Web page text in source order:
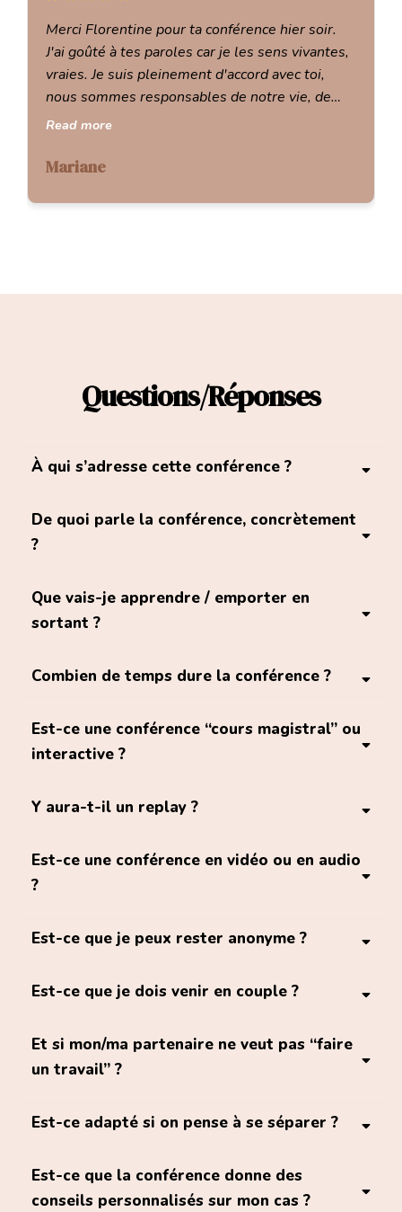
Merci Florentine pour ta conférence hier soir.
J'ai goûté à tes paroles car je les sens vivantes,
vraies. Je suis pleinement d'accord avec toi,
nous sommes responsables de notre vie, de
notre façon d'accueillir ce qui est l'extérieur.
Read more
Mariane
Questions/Réponses
À qui s’adresse cette conférence ?
distance
disputes répétées
épuisement
mais encore très impacté·e
personnes
célibataires
comment fonctionne
relations plus sécurisantes et apaisées dans le
De quoi parle la conférence, concrètement
?
réacteur dans nos liens : l’attachement
Que vais-je apprendre / emporter en
sortant ?
Combien de temps dure la conférence ?
demie”
grand temps
de questions-réponses
Est-ce une conférence “cours magistral” ou
interactive ?
grand temps de questions-réponses
Y aura-t-il un replay ?
direct
Est-ce une conférence en vidéo ou en audio
?
Est-ce que je peux rester anonyme ?
anonymes confidentiel
Est-ce que je dois venir en couple ?
une seule personne
Et si mon/ma partenaire ne veut pas “faire
un travail” ?
avancer
Est-ce adapté si on pense à se séparer ?
se séparer
Est-ce que la conférence donne des
conseils personnalisés sur mon cas ?